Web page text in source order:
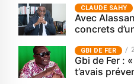
CLAUDE SAHY
Avec
concrets
GBI DE FER
Gbi de Fer :
t’avais